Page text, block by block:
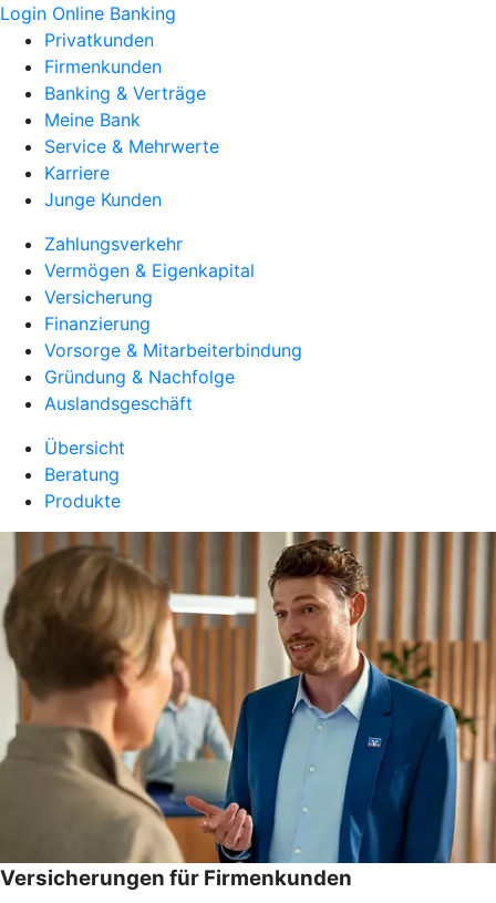
Login Online Banking
Privatkunden
Firmenkunden
Banking & Verträge
Meine Bank
Service & Mehrwerte
Karriere
Junge Kunden
Zahlungsverkehr
Vermögen & Eigenkapital
Versicherung
Finanzierung
Vorsorge & Mitarbeiterbindung
Gründung & Nachfolge
Auslandsgeschäft
Übersicht
Beratung
Produkte
Versicherungen für Firmenkunden